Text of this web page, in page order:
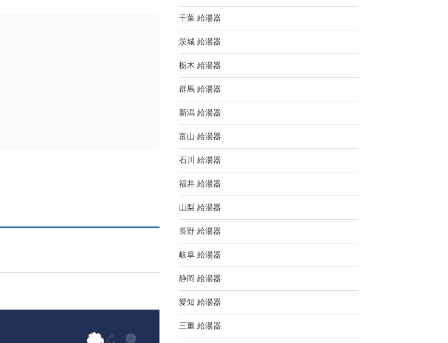
千葉 給湯器
茨城 給湯器
栃木 給湯器
群馬 給湯器
新潟 給湯器
富山 給湯器
石川 給湯器
福井 給湯器
山梨 給湯器
長野 給湯器
岐阜 給湯器
静岡 給湯器
愛知 給湯器
三重 給湯器